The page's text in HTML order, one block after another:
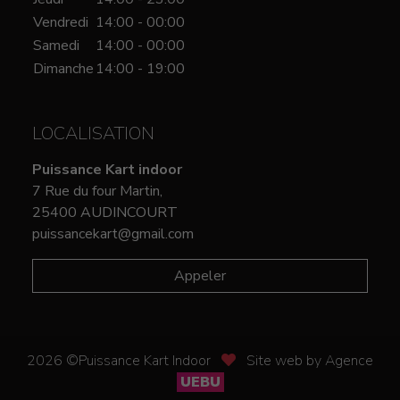
Vendredi 14:00 - 00:00
Samedi
14:00 - 00:00
Dimanche 14:00 - 19:00
LOCALISATION
Puissance Kart indoor
7 Rue du four Martin,
25400 AUDINCOURT
puissancekart@gmail.com
Appeler
2026 ©Puissance Kart Indoor
Site web by Agence
UEBU